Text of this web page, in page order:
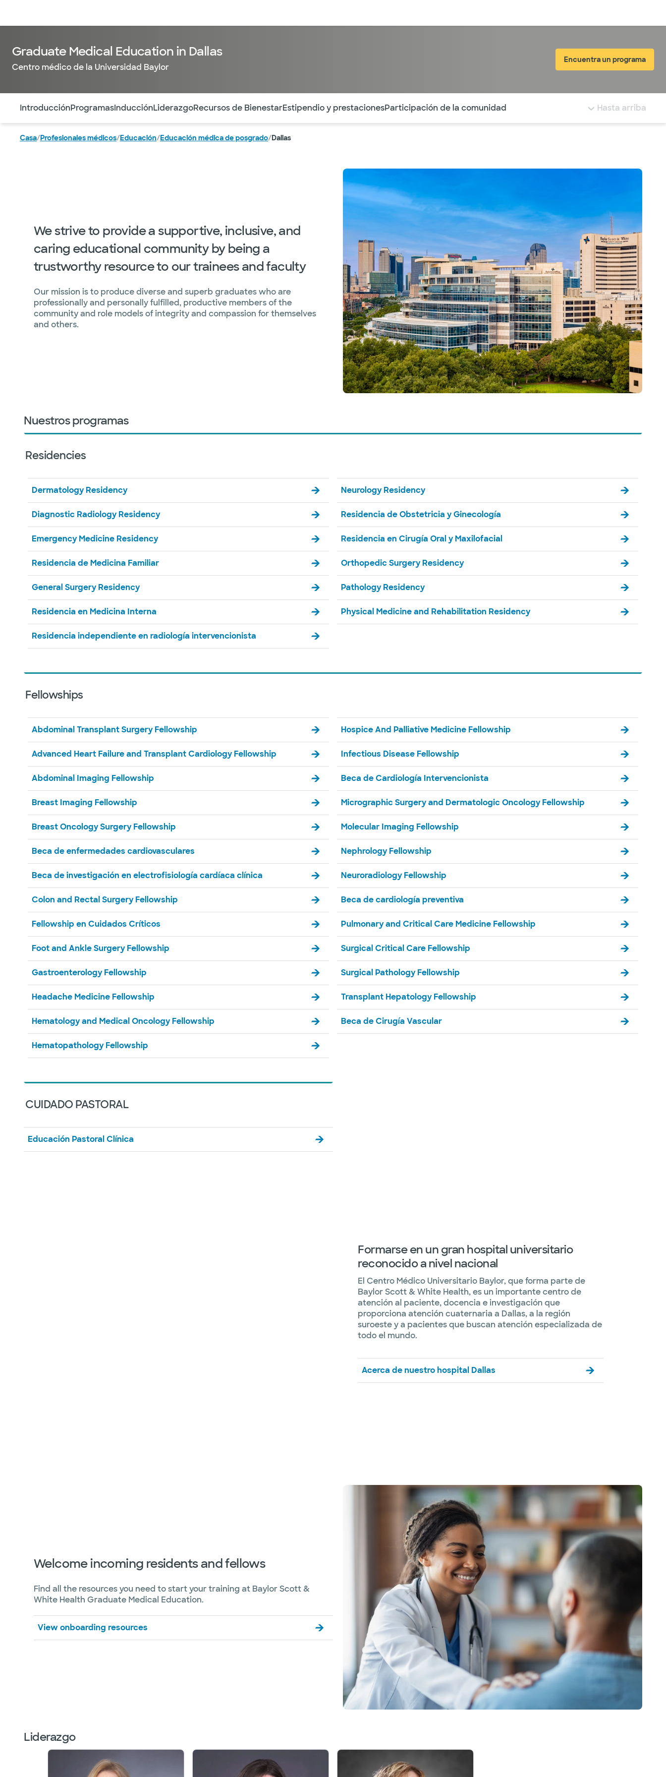
Graduate Medical Education in Dallas
Centro médico de la Universidad Baylor
Encuentra un programa
IntroducciónProgramasInducciónLiderazgoRecursos de BienestarEstipendio y prestacionesParticipación de la comunidad Hasta arriba
Casa/Profesionales médicos/Educación/Educación médica de posgrado/Dallas
We strive to provide a supportive, inclusive, and
caring educational community by being a
trustworthy resource to our trainees and faculty
Our mission is to produce diverse and superb graduates who are
professionally and personally fulfilled, productive members of the
community and role models of integrity and compassion for themselves
and others.
Nuestros programas
Residencies
Dermatology Residency
Diagnostic Radiology Residency
Emergency Medicine Residency
Residencia de Medicina Familiar
General Surgery Residency
Residencia en Medicina Interna
Residencia independiente en radiología intervencionista
Neurology Residency
Residencia de Obstetricia y Ginecología
Residencia en Cirugía Oral y Maxilofacial
Orthopedic Surgery Residency
Pathology Residency
Physical Medicine and Rehabilitation Residency
Fellowships
Abdominal Transplant Surgery Fellowship
Advanced Heart Failure and Transplant Cardiology Fellowship
Abdominal Imaging Fellowship
Breast Imaging Fellowship
Breast Oncology Surgery Fellowship
Beca de enfermedades cardiovasculares
Beca de investigación en electrofisiología cardíaca clínica
Colon and Rectal Surgery Fellowship
Fellowship en Cuidados Críticos
Foot and Ankle Surgery Fellowship
Gastroenterology Fellowship
Headache Medicine Fellowship
Hematology and Medical Oncology Fellowship
Hematopathology Fellowship
Hospice And Palliative Medicine Fellowship
Infectious Disease Fellowship
Beca de Cardiología Intervencionista
Micrographic Surgery and Dermatologic Oncology Fellowship
Molecular Imaging Fellowship
Nephrology Fellowship
Neuroradiology Fellowship
Beca de cardiología preventiva
Pulmonary and Critical Care Medicine Fellowship
Surgical Critical Care Fellowship
Surgical Pathology Fellowship
Transplant Hepatology Fellowship
Beca de Cirugía Vascular
CUIDADO PASTORAL
Educación Pastoral Clínica
Formarse en un gran hospital universitario
reconocido a nivel nacional
El Centro Médico Universitario Baylor, que forma parte de
Baylor Scott & White Health, es un importante centro de
atención al paciente, docencia e investigación que
proporciona atención cuaternaria a Dallas, a la región
suroeste y a pacientes que buscan atención especializada de
todo el mundo.
Acerca de nuestro hospital Dallas
Welcome incoming residents and fellows
Find all the resources you need to start your training at Baylor Scott &
White Health Graduate Medical Education.
View onboarding resources
Liderazgo